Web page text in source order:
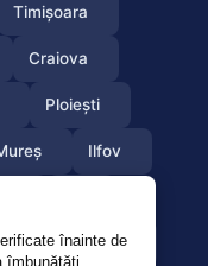
înainte de
îmbunătăți
Timișoara
Craiova
Ploiești
Ilfov
Satumare